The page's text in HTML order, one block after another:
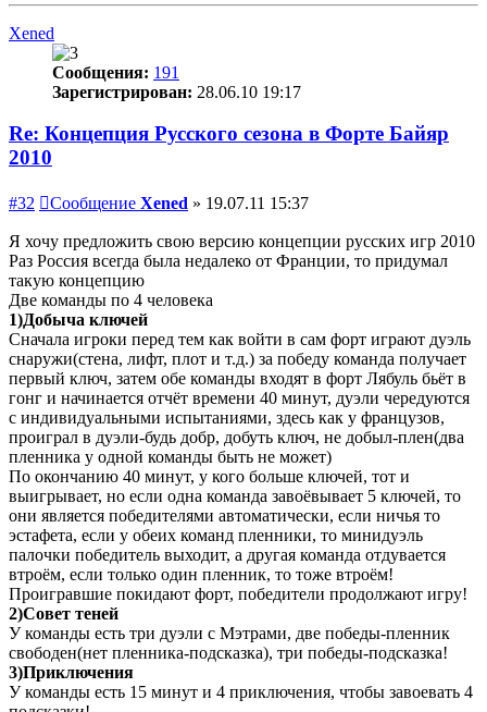
Xened
Сообщения: 191
Зарегистрирован: 28.06.10 19:17
Re: Концепция Русского сезона в Форте Байяр
2010
#32 Сообщение Xened » 19.07.11 15:37
Я хочу предложить свою версию концепции русских игр 2010
Раз Россия всегда была недалеко от Франции, то придумал
такую концепцию
Две команды по 4 человека
1)Добыча ключей
Сначала игроки перед тем как войти в сам форт играют дуэль
снаружи(стена, лифт, плот и т.д.) за победу команда получает
первый ключ, затем обе команды входят в форт Лябуль бьёт в
гонг и начинается отчёт времени 40 минут, дуэли чередуются
с индивидуальными испытаниями, здесь как у французов,
проиграл в дуэли-будь добр, добуть ключ, не добыл-плен(два
пленника у одной команды быть не может)
По окончанию 40 минут, у кого больше ключей, тот и
выигрывает, но если одна команда завоёвывает 5 ключей, то
они является победителями автоматически, если ничья то
эстафета, если у обеих команд пленники, то минидуэль
палочки победитель выходит, а другая команда отдувается
втроём, если только один пленник, то тоже втроём!
Проигравшие покидают форт, победители продолжают игру!
2)Совет теней
У команды есть три дуэли с Мэтрами, две победы-пленник
свободен(нет пленника-подсказка), три победы-подсказка!
3)Приключения
У команды есть 15 минут и 4 приключения, чтобы завоевать 4